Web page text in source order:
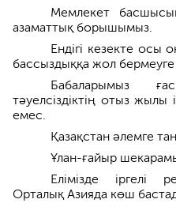
Мемлекет
азаматтық борышымыз.
Ендігі кезекте осы
бассыздыққа жол бермеуге
Бабаларымыз
тәуелсіздіктің отыз жылы
емес.
Қазақстан әлемге
Ұлан-ғайыр
Елімізде іргелі
Орталық Азияда көш